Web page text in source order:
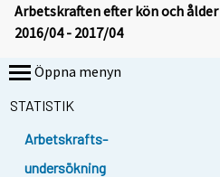
Arbetskraften efter kön och ålder
2016/04 - 2017/04
Öppna menyn
STATISTIK
Arbetskrafts-
undersökning